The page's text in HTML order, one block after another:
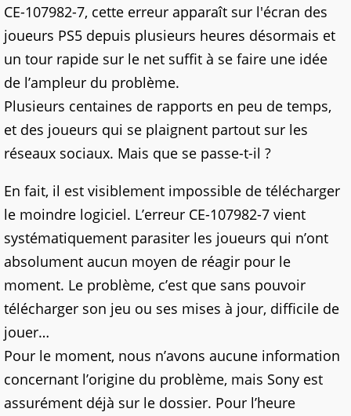
CE-107982-7, cette erreur apparaît sur l'écran des
joueurs PS5 depuis plusieurs heures désormais et
un tour rapide sur le net suffit à se faire une idée
de l’ampleur du problème.
Plusieurs centaines de rapports en peu de temps,
et des joueurs qui se plaignent partout sur les
réseaux sociaux. Mais que se passe-t-il ?
En fait, il est visiblement impossible de télécharger
le moindre logiciel. L’erreur CE-107982-7 vient
systématiquement parasiter les joueurs qui n’ont
absolument aucun moyen de réagir pour le
moment. Le problème, c’est que sans pouvoir
télécharger son jeu ou ses mises à jour, difficile de
jouer…
Pour le moment, nous n’avons aucune information
concernant l’origine du problème, mais Sony est
assurément déjà sur le dossier. Pour l’heure